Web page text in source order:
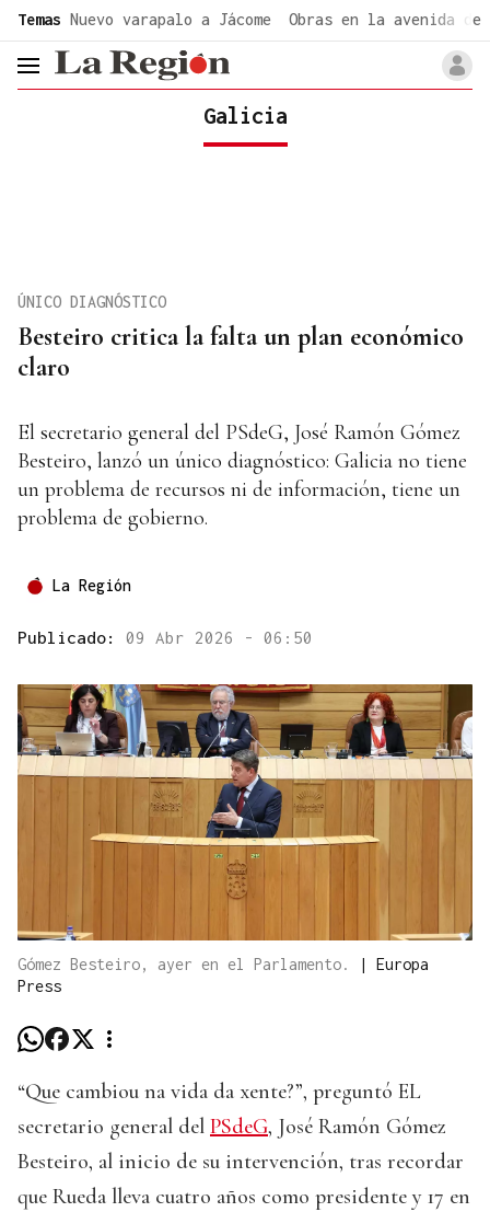
Temas Nuevo varapalo a Jácome Obras en la avenida de
header.menu.open
Galicia
Besteiro critica la falta un plan económico
claro
ÚNICO DIAGNÓSTICO
El secretario general del PSdeG, José Ramón Gómez
Besteiro, lanzó un único diagnóstico: Galicia no tiene
un problema de recursos ni de información, tiene un
problema de gobierno.
La Región
Publicado: 09 Abr 2026 - 06:50
Gómez Besteiro, ayer en el Parlamento. | Europa
Press
“Que cambiou na vida da xente?”, preguntó EL
secretario general del PSdeG, José Ramón Gómez
Besteiro, al inicio de su intervención, tras recordar
que Rueda lleva cuatro años como presidente y 17 en